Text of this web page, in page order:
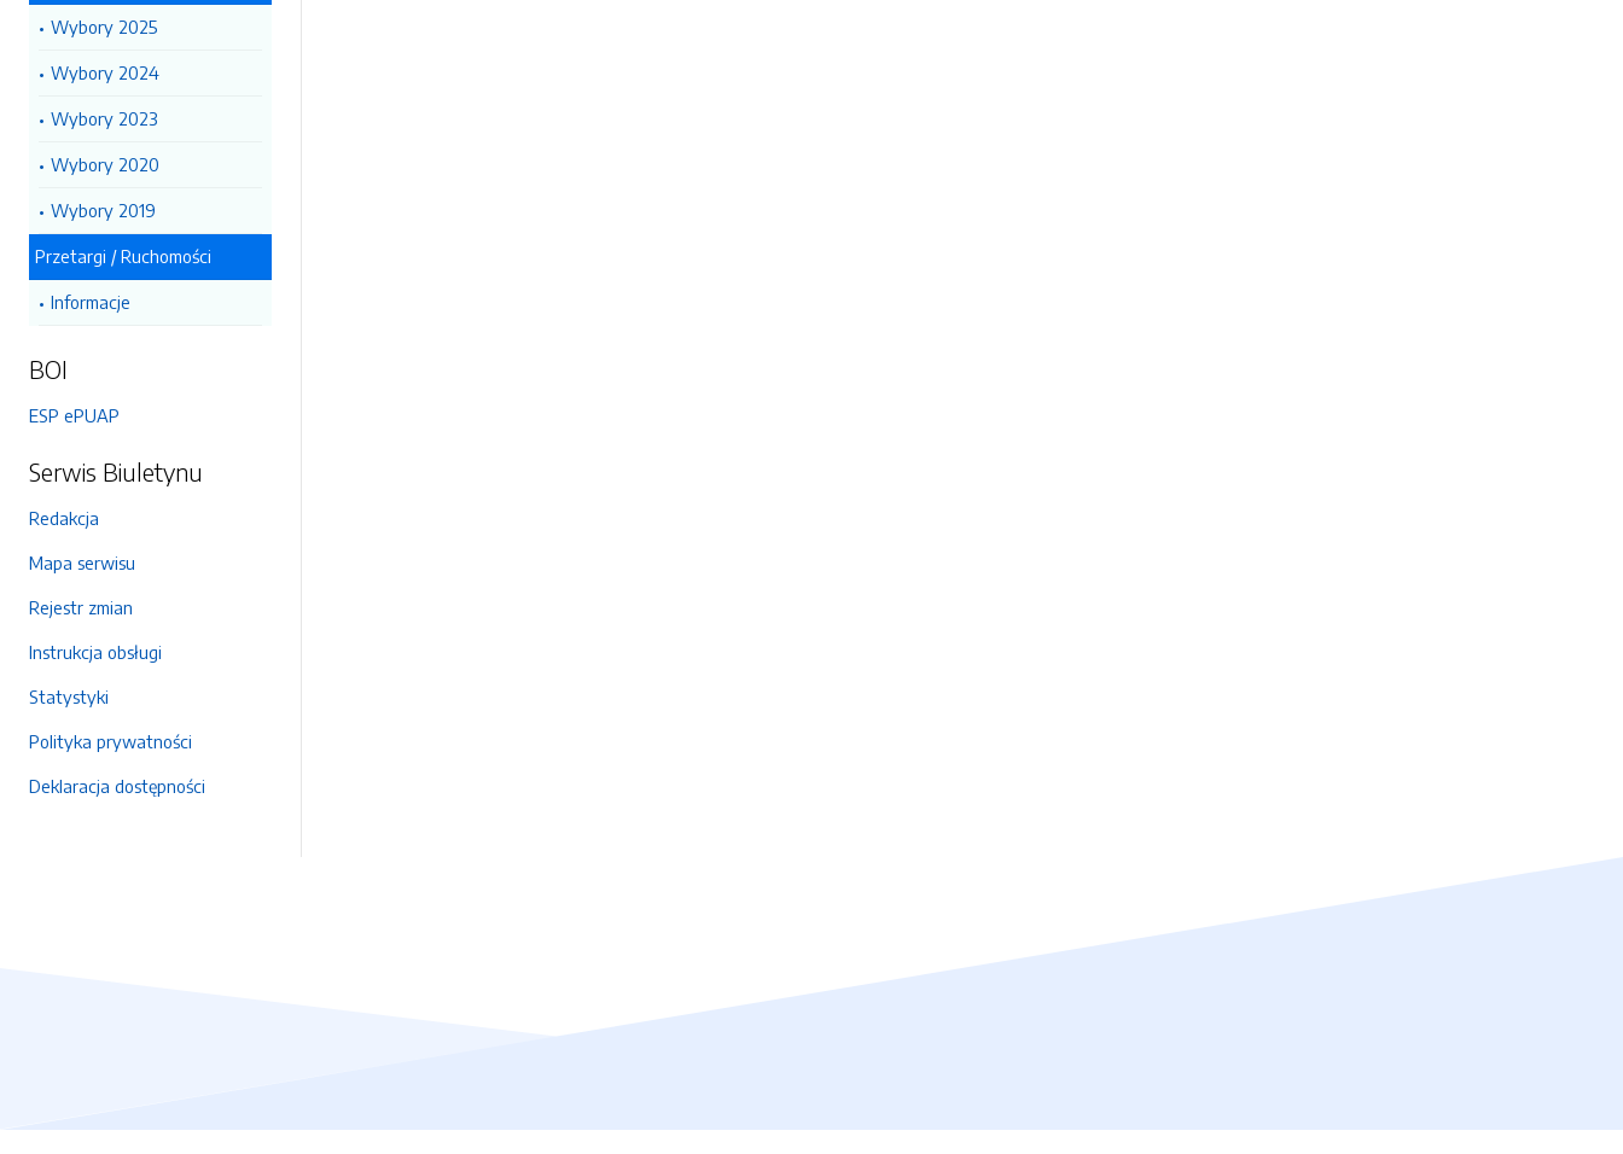
Wybory 2025
Wybory 2024
Wybory 2023
Wybory 2020
Wybory 2019
Przetargi / Ruchomości
Informacje
BOI
ESP ePUAP
Serwis Biuletynu
Redakcja
Mapa serwisu
Rejestr zmian
Instrukcja obsługi
Statystyki
Polityka prywatności
Deklaracja dostępności